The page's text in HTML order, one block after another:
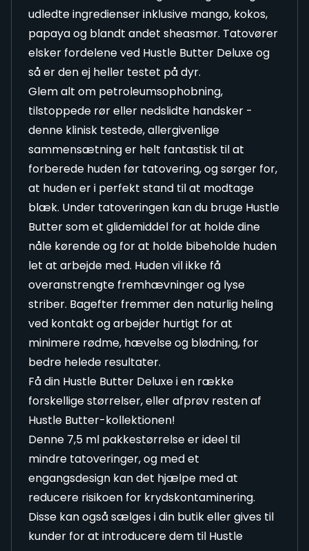
udledte ingredienser inklusive mango, kokos,
papaya og blandt andet sheasmør. Tatovører
elsker fordelene ved Hustle Butter Deluxe og
så er den ej heller testet på dyr.
Glem alt om petroleumsophobning,
tilstoppede rør eller nedslidte handsker -
denne klinisk testede, allergivenlige
sammensætning er helt fantastisk til at
forberede huden før tatovering, og sørger for,
at huden er i perfekt stand til at modtage
blæk. Under tatoveringen kan du bruge Hustle
Butter som et glidemiddel for at holde dine
nåle kørende og for at holde bibeholde huden
let at arbejde med. Huden vil ikke få
overanstrengte fremhævninger og lyse
striber. Bagefter fremmer den naturlig heling
ved kontakt og arbejder hurtigt for at
minimere rødme, hævelse og blødning, for
bedre helede resultater.
Få din Hustle Butter Deluxe i en række
forskellige størrelser, eller afprøv resten af
Hustle Butter-kollektionen!
Denne 7,5 ml pakkestørrelse er ideel til
mindre tatoveringer, og med et
engangsdesign kan det hjælpe med at
reducere risikoen for krydskontaminering.
Disse kan også sælges i din butik eller gives til
kunder for at introducere dem til Hustle